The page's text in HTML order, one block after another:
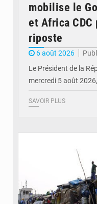
mobilise le
et Africa
riposte
6 août 2026
Le Président de la
mercredi 5 août
SAVOIR PLUS